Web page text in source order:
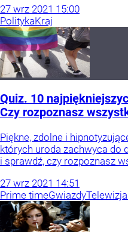
27 wrz 2021 15:00
PolitykaKraj
Quiz. 10
Czy rozpoznasz
Piękne, zdolne i
których uroda zachwyca do
i sprawdź, czy rozpoznasz
27 wrz 2021 14:51
Prime timeGwiazdyTelewizja